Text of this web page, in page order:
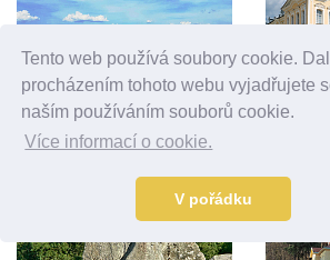
Tento web používá soubory cookie.
procházením tohoto webu vyjadřujete
naším používáním souborů cookie.
Více informací o cookie.
V pořádku